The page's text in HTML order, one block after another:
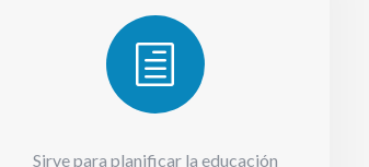
h
Sirve para planificar la educación